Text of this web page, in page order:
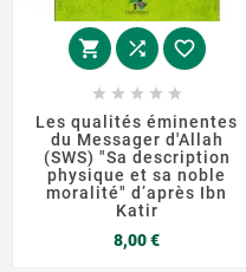
  
    
Les qualités éminentes
du Messager d'Allah
(SWS) "Sa description
physique et sa noble
moralité" d’après Ibn
Katir
8,00 €Prix